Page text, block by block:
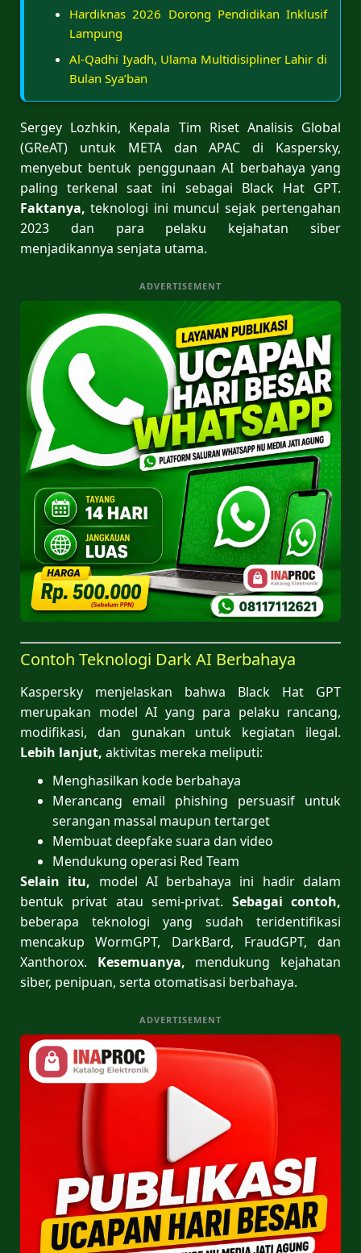
Hardiknas 2026 Dorong Pendidikan Inklusif
Lampung
Al-Qadhi Iyadh, Ulama Multidisipliner Lahir di
Bulan Sya’ban
Sergey Lozhkin, Kepala Tim Riset Analisis Global
(GReAT) untuk META dan APAC di Kaspersky,
menyebut bentuk penggunaan AI berbahaya yang
paling terkenal saat ini sebagai Black Hat GPT.
Faktanya, teknologi ini muncul sejak pertengahan
2023 dan para pelaku kejahatan siber
menjadikannya senjata utama.
ADVERTISEMENT
Contoh Teknologi Dark AI Berbahaya
Kaspersky menjelaskan bahwa Black Hat GPT
merupakan model AI yang para pelaku rancang,
modifikasi, dan gunakan untuk kegiatan ilegal.
Lebih lanjut, aktivitas mereka meliputi:
Menghasilkan kode berbahaya
Merancang email phishing persuasif untuk
serangan massal maupun tertarget
Membuat deepfake suara dan video
Mendukung operasi Red Team
Selain itu, model AI berbahaya ini hadir dalam
bentuk privat atau semi-privat. Sebagai contoh,
beberapa teknologi yang sudah teridentifikasi
mencakup WormGPT, DarkBard, FraudGPT, dan
Xanthorox. Kesemuanya, mendukung kejahatan
siber, penipuan, serta otomatisasi berbahaya.
ADVERTISEMENT